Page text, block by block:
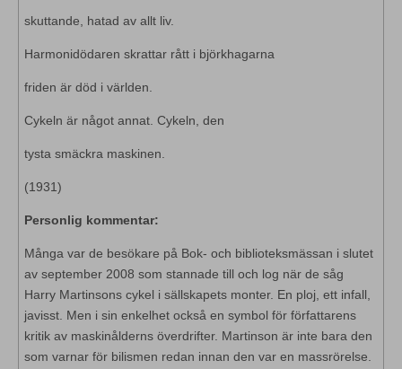
skuttande, hatad av allt liv.
Harmonidödaren skrattar rått i björkhagarna
friden är död i världen.
Cykeln är något annat. Cykeln, den
tysta smäckra maskinen.
(1931)
Personlig kommentar:
Många var de besökare på Bok- och biblioteksmässan i slutet
av september 2008 som stannade till och log när de såg
Harry Martinsons cykel i sällskapets monter. En ploj, ett infall,
javisst. Men i sin enkelhet också en symbol för författarens
kritik av maskinålderns överdrifter. Martinson är inte bara den
som varnar för bilismen redan innan den var en massrörelse.